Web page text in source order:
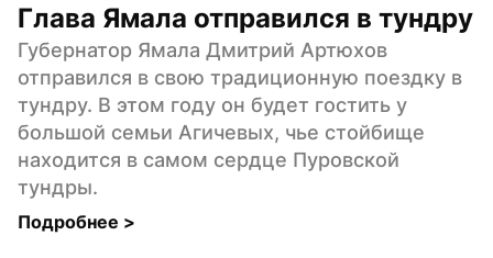
Глава Ямала отправился в тундру
Губернатор Ямала Дмитрий Артюхов
отправился в свою традиционную поездку в
тундру. В этом году он будет гостить у
большой семьи Агичевых, чье стойбище
находится в самом сердце Пуровской
тундры.
Подробнее >